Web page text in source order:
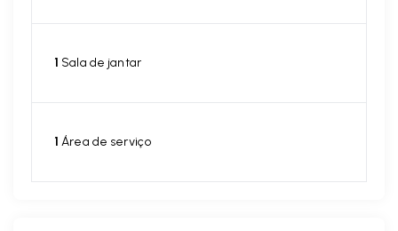
1 Sala de jantar
1 Área de serviço